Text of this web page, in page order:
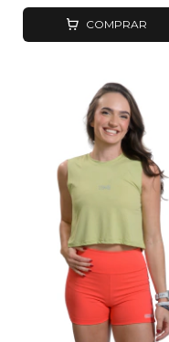
COMPRAR